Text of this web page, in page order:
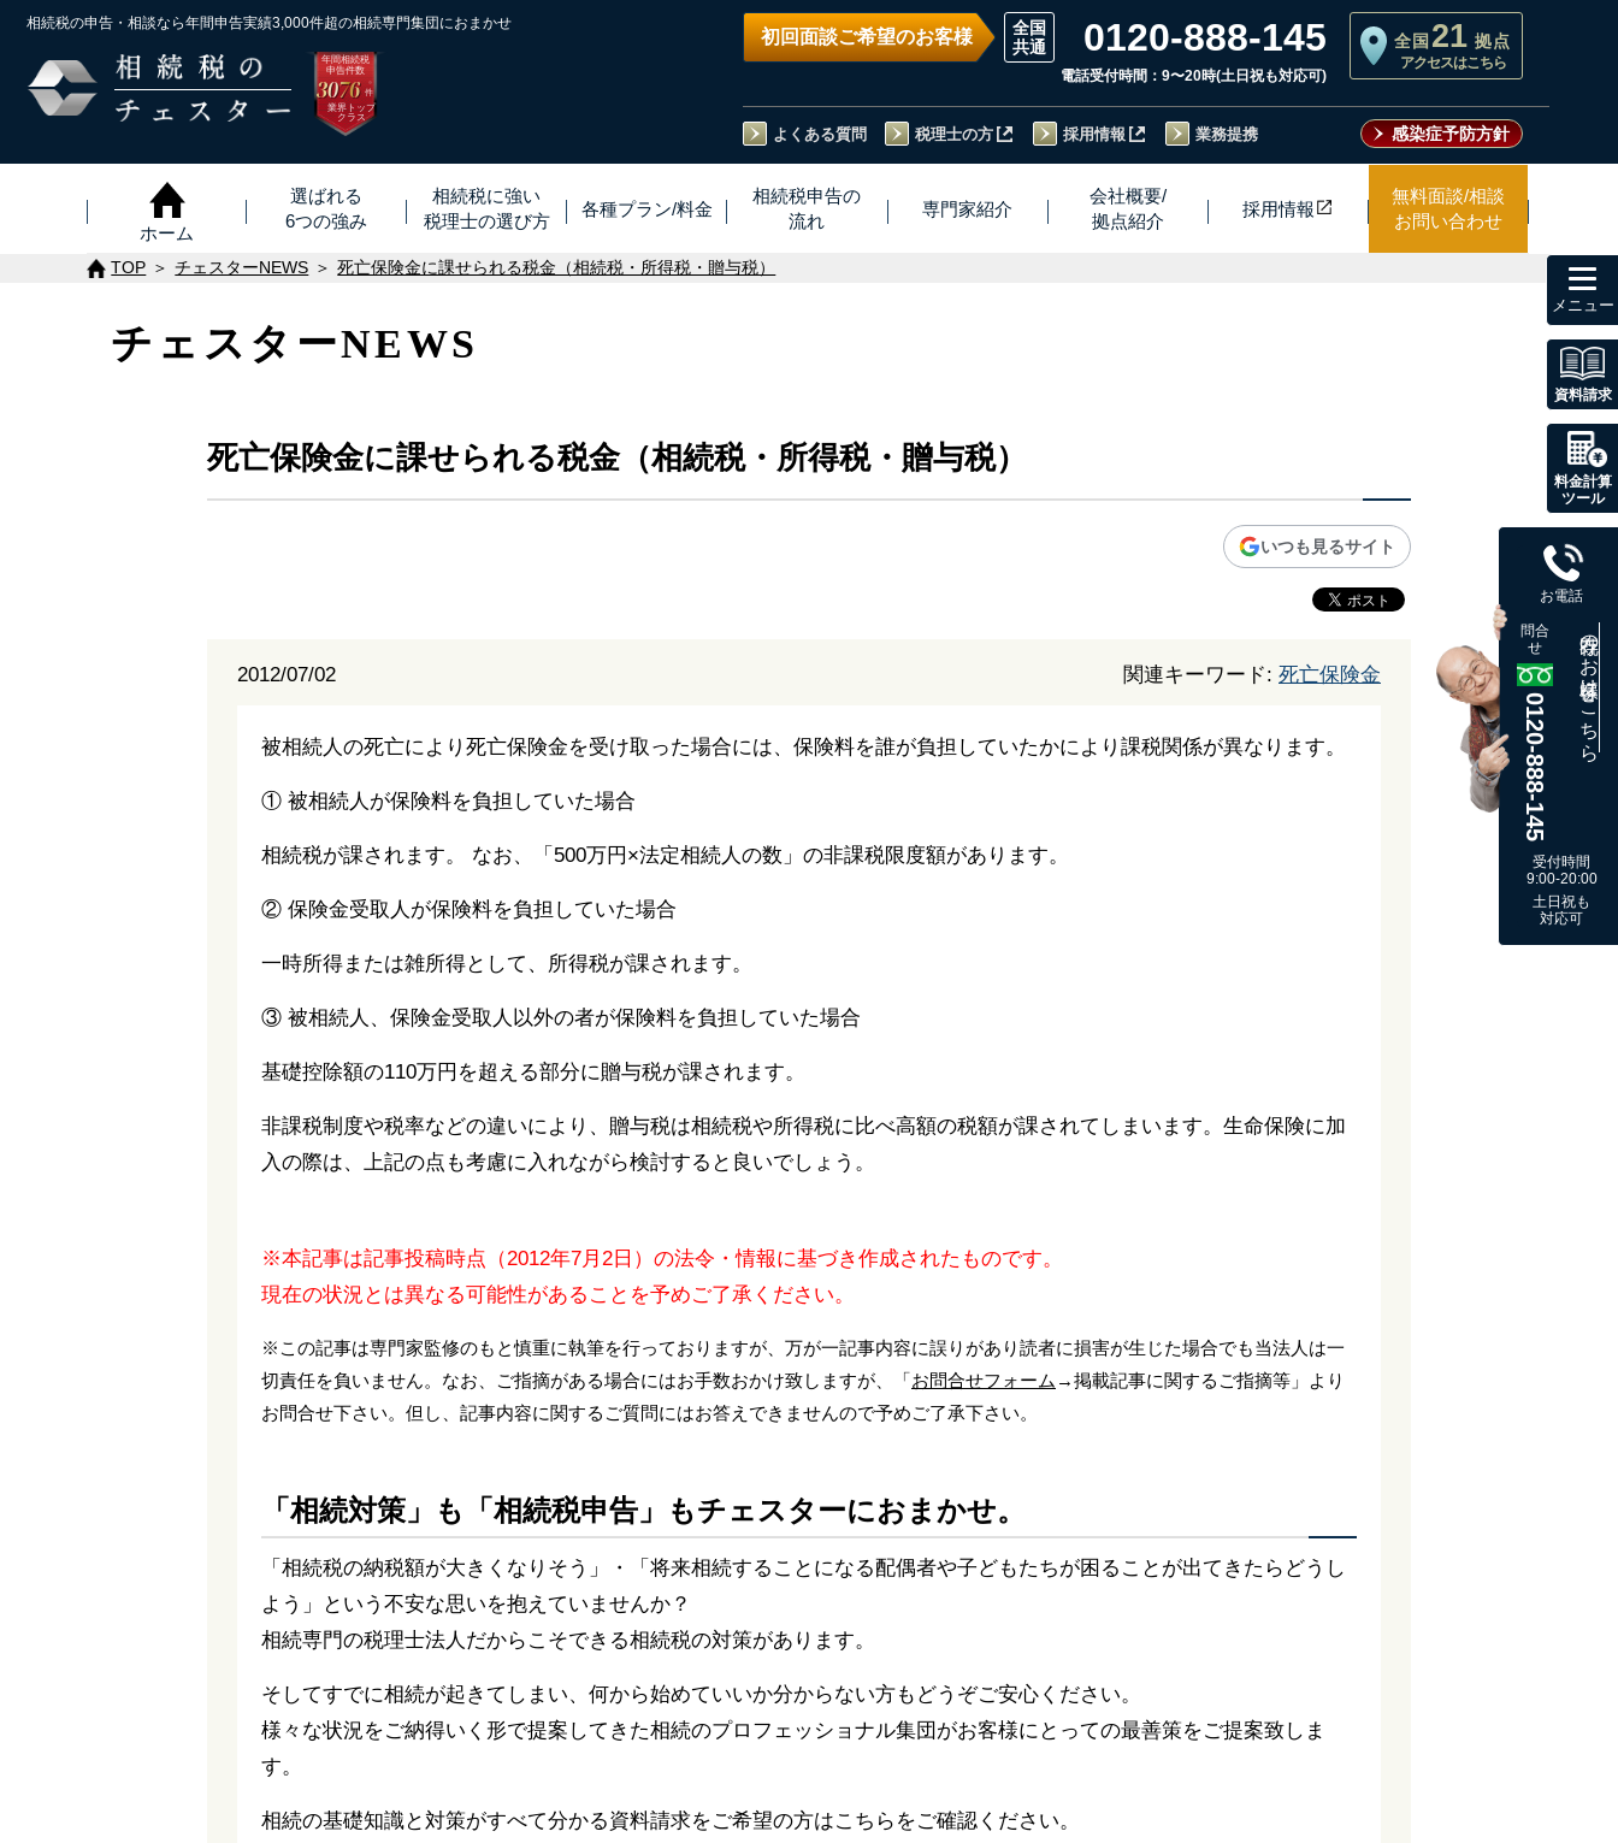
相続税の申告・相談なら年間申告実績3,000件超の相続専門集団におまかせ
年間相続税
申告件数
3076 ※
件
業界トップ
クラス
初回面談ご希望のお客様 0120-888-145
電話受付時間：9〜20時(土日祝も対応可)
全国 21 拠点
アクセスはこちら
よくある質問 税理士の方 採用情報 業務提携 感染症予防方針
ホーム
選ばれる
6つの強み
相続税に強い
税理士の選び方
各種プラン/料金
相続税申告の
流れ
専門家紹介
会社概要/
拠点紹介
採用情報
無料面談/相談
お問い合わせ
TOP チェスターNEWS 死亡保険金に課せられる税金（相続税・所得税・贈与税）
チェスターNEWS
死亡保険金に課せられる税金（相続税・所得税・贈与税）
いつも見るサイト
2012/07/02 関連キーワード: 死亡保険金
被相続人の死亡により死亡保険金を受け取った場合には、保険料を誰が負担していたかにより課税関係が異なります。
① 被相続人が保険料を負担していた場合
相続税が課されます。 なお、「500万円×法定相続人の数」の非課税限度額があります。
② 保険金受取人が保険料を負担していた場合
一時所得または雑所得として、所得税が課されます。
③ 被相続人、保険金受取人以外の者が保険料を負担していた場合
基礎控除額の110万円を超える部分に贈与税が課されます。
非課税制度や税率などの違いにより、贈与税は相続税や所得税に比べ高額の税額が課されてしまいます。生命保険に加
入の際は、上記の点も考慮に入れながら検討すると良いでしょう。
※本記事は記事投稿時点（2012年7月2日）の法令・情報に基づき作成されたものです。
現在の状況とは異なる可能性があることを予めご了承ください。
※この記事は専門家監修のもと慎重に執筆を行っておりますが、万が一記事内容に誤りがあり読者に損害が生じた場合でも当法人は一
切責任を負いません。なお、ご指摘がある場合にはお手数おかけ致しますが、「お問合せフォーム →掲載記事に関するご指摘等」より
お問合せ下さい。但し、記事内容に関するご質問にはお答えできませんので予めご了承下さい。
「相続対策」も「相続税申告」もチェスターにおまかせ。
「相続税の納税額が大きくなりそう」・「将来相続することになる配偶者や子どもたちが困ることが出てきたらどうし
よう」という不安な思いを抱えていませんか？
相続専門の税理士法人だからこそできる相続税の対策があります。
そしてすでに相続が起きてしまい、何から始めていいか分からない方もどうぞご安心ください。
様々な状況をご納得いく形で提案してきた相続のプロフェッショナル集団がお客様にとっての最善策をご提案致しま
す。
相続の基礎知識と対策がすべて分かる資料請求をご希望の方はこちらをご確認ください。
資料請求
料金計算
ツール
お電話
問合
せ
0120-888-145
既存のお客様はこちら
受付時間
9:00-20:00
土日祝も
対応可